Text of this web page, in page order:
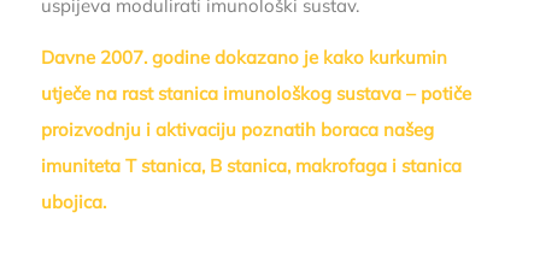
uspijeva modulirati imunološki sustav.
Davne 2007. godine dokazano je kako kurkumin
utječe na rast stanica imunološkog sustava – potiče
proizvodnju i aktivaciju poznatih boraca našeg
imuniteta T stanica, B stanica, makrofaga i stanica
ubojica.